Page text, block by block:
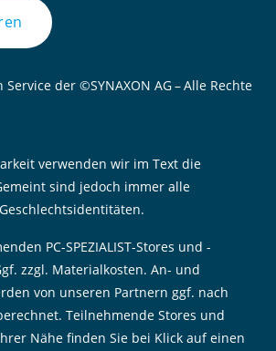
Service der ©SYNAXON AG – Alle Rechte
verwenden wir im Text die
sind jedoch immer alle
PC-SPEZIALIST-Stores und -
zzgl. Materialkosten. An- und
von unseren Partnern ggf. nach
Teilnehmende Stores und
Nähe finden Sie bei Klick auf einen